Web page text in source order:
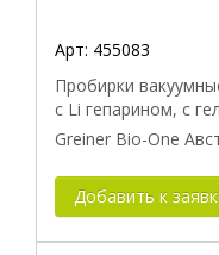
Арт: 455083
Пробирки
с Li гепарином, с
Greiner Bio-One
Добавить к